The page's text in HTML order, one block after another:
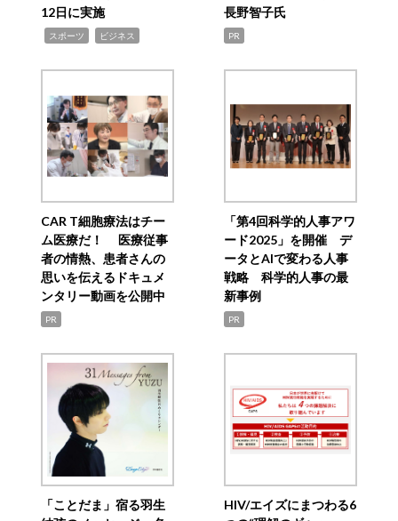
12日に実施
スポーツ ビジネス
長野智子氏
PR
CAR T細胞療法はチー
ム医療だ！ 医療従事
者の情熱、患者さんの
思いを伝えるドキュメ
ンタリー動画を公開中
PR
「第4回科学的人事アワ
ード2025」を開催 デ
ータとAIで変わる人事
戦略 科学的人事の最
新事例
PR
「ことだま」宿る羽生
HIV/エイズにまつわる6